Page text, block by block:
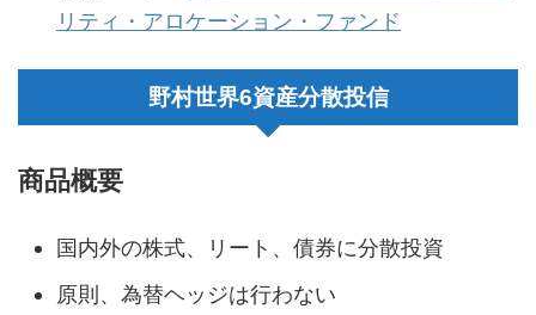
リティ・アロケーション・ファンド
野村世界6資産分散投信
商品概要
国内外の株式、リート、債券に分散投資
原則、為替ヘッジは行わない